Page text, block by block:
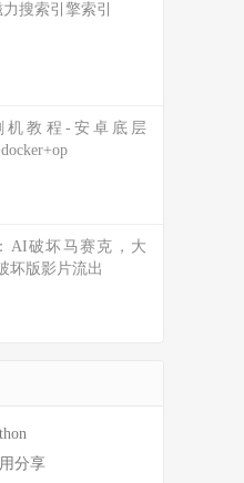
搜索引擎索引
机教程-安卓底层
AI破坏马赛克，大
坏版影片流出
分享